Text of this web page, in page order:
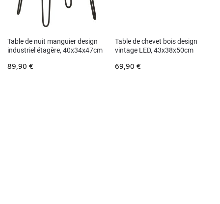
Table de nuit manguier design
industriel étagère, 40x34x47cm
89,90 €
Table de chevet bois design
vintage LED, 43x38x50cm
69,90 €